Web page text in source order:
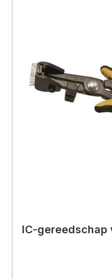
IC-gereedschap